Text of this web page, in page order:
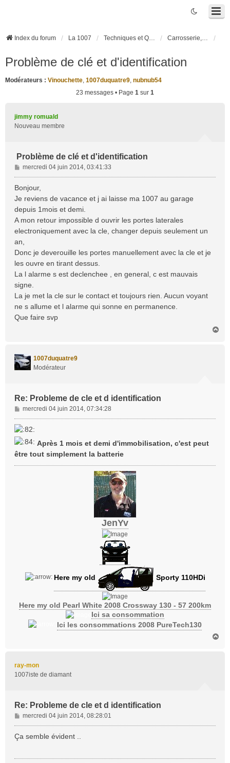
Index du forum La 1007 Techniques et Questions Carrosserie, électronique véhicule et habitacle
Problème de clé et d'identification
Modérateurs : Vinouchette, 1007duquatre9, nubnub54
23 messages • Page 1 sur 1
jimmy romuald
Nouveau membre
Problème de clé et d'identification
M
e
s
g
e
mercredi 04 juin 2014, 03:41:33
Bonjour,
Je reviens de vacance et j ai laisse ma 1007 au garage
depuis 1mois et demi.
A mon retour impossible d ouvrir les portes laterales
electroniquement avec la cle, changer depuis seulement un
an,
Donc je deverouille les portes manuellement avec la cle et je
les ouvre en tirant dessus.
La l alarme s est declenchee , en general, c est mauvais
signe.
La je met la cle sur le contact et toujours rien. Aucun voyant
ne s allume et l alarme qui sonne en permanence.
Que faire svp
1007duquatre9
Modérateur
Re: Probleme de cle et d identification
M
e
s
s
a
g
e
mercredi 04 juin 2014, 07:34:28
Après 1 mois et demi d'immobilisation, c'est peut
être tout simplement la batterie
JenYv
Here my old Sporty 110HDi
Here my old Pearl White 2008 Crossway 130 - 57 200km
Ici sa consommation
Ici les consommations 2008 PureTech130
ray-mon
1007iste de diamant
Re: Probleme de cle et d identification
M
e
s
mercredi 04 juin 2014, 08:28:01
Ça semble évident ..